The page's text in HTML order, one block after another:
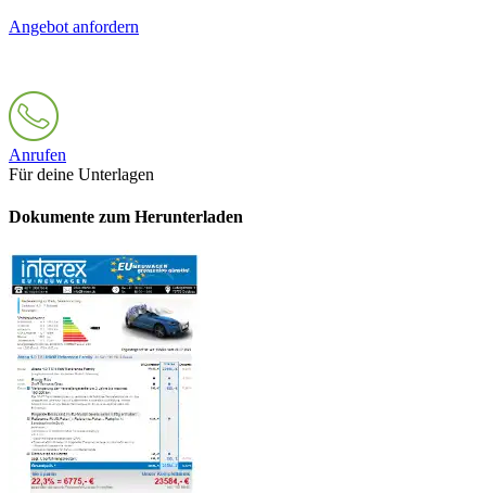
Angebot anfordern
Anrufen
Für deine Unterlagen
Dokumente zum Herunterladen